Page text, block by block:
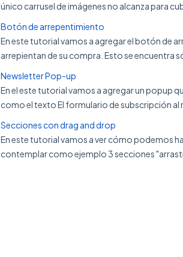
único carrusel de imágenes no alcanza para
Botón de arrepentimiento
En este tutorial vamos a agregar el botón de
arrepientan de su compra. Esto se encuentra
Newsletter Pop-up
En el este tutorial vamos a agregar un popup
como el texto El formulario de subscripción al
Secciones con drag and drop
En este tutorial vamos a ver cómo podemos
contemplar como ejemplo 3 secciones